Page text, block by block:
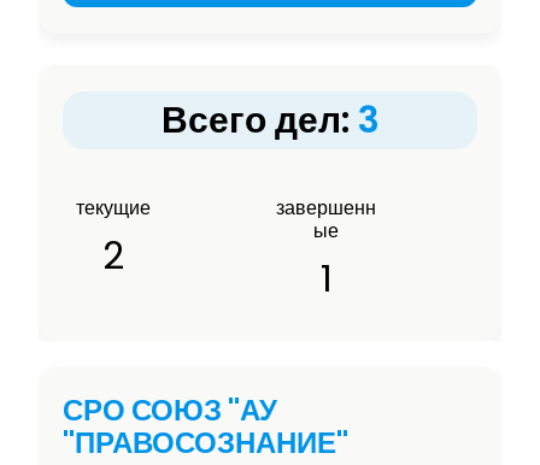
Всего дел: 3
текущие
2
завершенн
ые
1
СРО СОЮЗ "АУ
"ПРАВОСОЗНАНИЕ"